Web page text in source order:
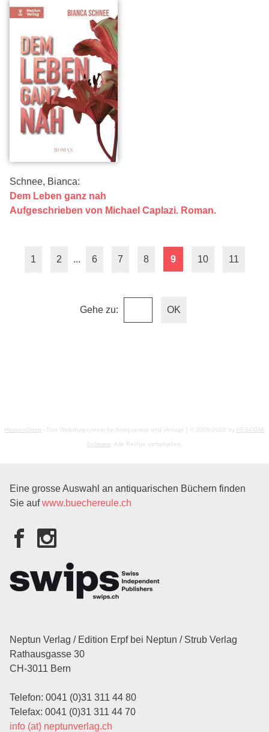
Schnee, Bianca:
Dem Leben ganz nah
Aufgeschrieben von Michael Caplazi. Roman.
1 2 ... 6 7 8 9 10 11
Gehe zu:
HescomShop - Das Webshopsystem für Antiquariate und Verlage | © 2006-2026 by HESCOM-
Software . Alle Rechte vorbehalten.
Eine grosse Auswahl an antiquarischen Büchern finden
Sie aufwww.buechereule.ch
Neptun Verlag / Edition Erpf bei Neptun / Strub Verlag
Rathausgasse 30
CH-3011 Bern
Telefon: 0041 (0)31 311 44 80
Telefax: 0041 (0)31 311 44 70
info (at) neptunverlag.ch